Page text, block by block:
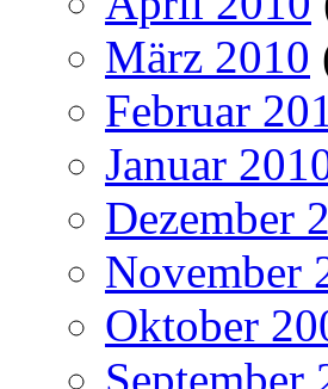
März 2010
Februar
Januar
Dezember
November
Oktober